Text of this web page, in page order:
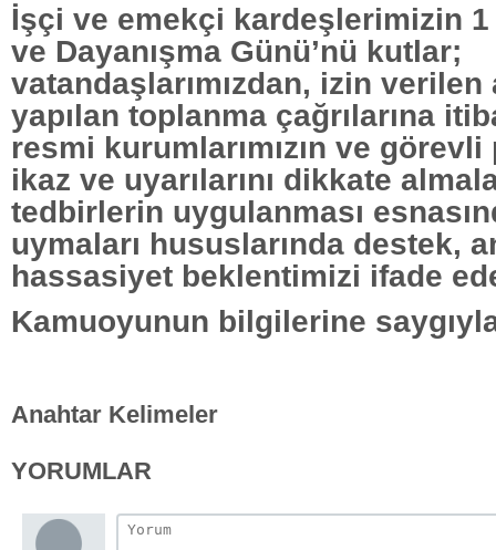
İşçi ve emekçi kardeşlerimizin 1
ve Dayanışma Günü’nü kutlar;
vatandaşlarımızdan, izin verilen
yapılan toplanma çağrılarına
resmi kurumlarımızın ve
ikaz ve uyarılarını dikkate
tedbirlerin uygulanması
uymaları hususlarında destek,
hassasiyet beklentimizi ifade
Kamuoyunun bilgilerine
Anahtar Kelimeler
YORUMLAR